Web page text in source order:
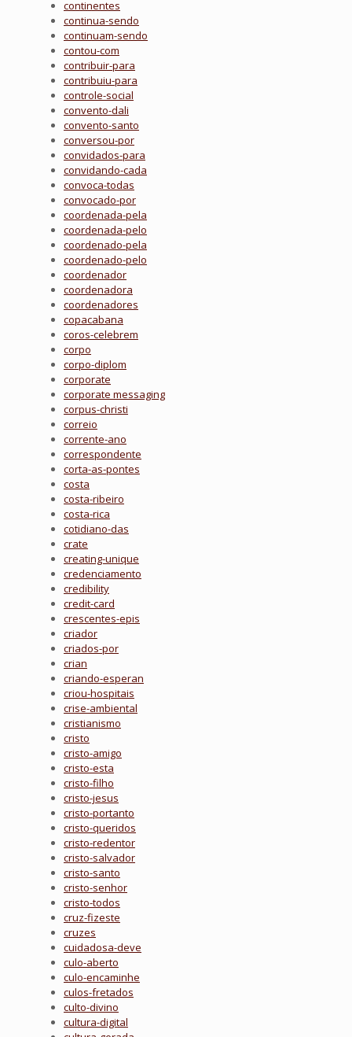
continentes
continua-sendo
continuam-sendo
contou-com
contribuir-para
contribuiu-para
controle-social
convento-dali
convento-santo
conversou-por
convidados-para
convidando-cada
convoca-todas
convocado-por
coordenada-pela
coordenada-pelo
coordenado-pela
coordenado-pelo
coordenador
coordenadora
coordenadores
copacabana
coros-celebrem
corpo
corpo-diplom
corporate
corporate messaging
corpus-christi
correio
corrente-ano
correspondente
corta-as-pontes
costa
costa-ribeiro
costa-rica
cotidiano-das
crate
creating-unique
credenciamento
credibility
credit-card
crescentes-epis
criador
criados-por
crian
criando-esperan
criou-hospitais
crise-ambiental
cristianismo
cristo
cristo-amigo
cristo-esta
cristo-filho
cristo-jesus
cristo-portanto
cristo-queridos
cristo-redentor
cristo-salvador
cristo-santo
cristo-senhor
cristo-todos
cruz-fizeste
cruzes
cuidadosa-deve
culo-aberto
culo-encaminhe
culos-fretados
culto-divino
cultura-digital